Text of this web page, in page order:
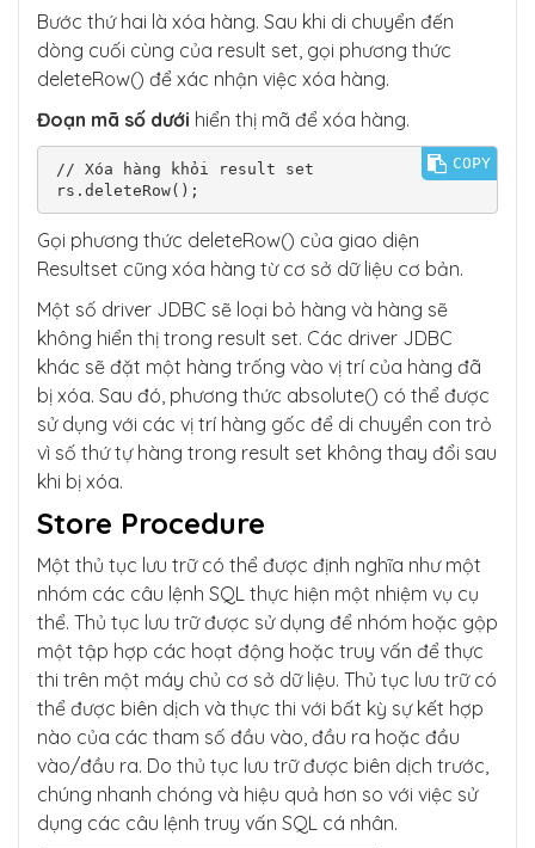
Bước thứ hai là xóa hàng. Sau khi di chuyển đến
dòng cuối cùng của result set, gọi phương thức
deleteRow() để xác nhận việc xóa hàng.
Đoạn mã số dưới hiển thị mã để xóa hàng.
// Xóa hàng khỏi result set
rs.deleteRow();
COPY
Gọi phương thức deleteRow() của giao diện
Resultset cũng xóa hàng từ cơ sở dữ liệu cơ bản.
Một số driver JDBC sẽ loại bỏ hàng và hàng sẽ
không hiển thị trong result set. Các driver JDBC
khác sẽ đặt một hàng trống vào vị trí của hàng đã
bị xóa. Sau đó, phương thức absolute() có thể được
sử dụng với các vị trí hàng gốc để di chuyển con trỏ
vì số thứ tự hàng trong result set không thay đổi sau
khi bị xóa.
Store Procedure
Một thủ tục lưu trữ có thể được định nghĩa như một
nhóm các câu lệnh SQL thực hiện một nhiệm vụ cụ
thể. Thủ tục lưu trữ được sử dụng để nhóm hoặc gộp
một tập hợp các hoạt động hoặc truy vấn để thực
thi trên một máy chủ cơ sở dữ liệu. Thủ tục lưu trữ có
thể được biên dịch và thực thi với bất kỳ sự kết hợp
nào của các tham số đầu vào, đầu ra hoặc đầu
vào/đầu ra. Do thủ tục lưu trữ được biên dịch trước,
chúng nhanh chóng và hiệu quả hơn so với việc sử
dụng các câu lệnh truy vấn SQL cá nhân.